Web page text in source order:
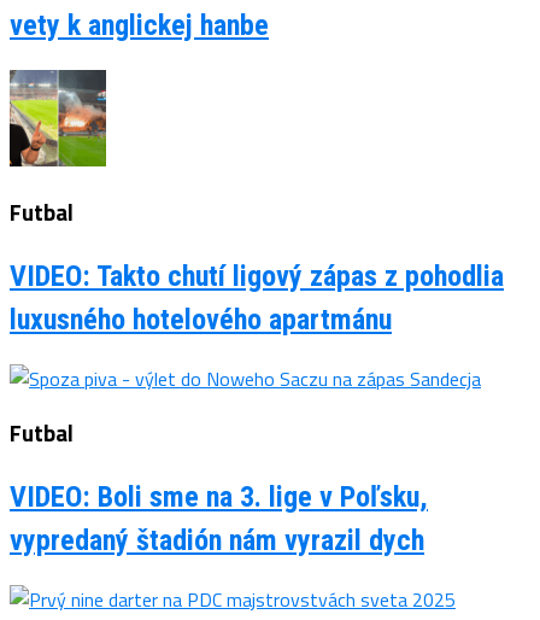
vety k anglickej hanbe
Futbal
VIDEO: Takto chutí ligový zápas z pohodlia
luxusného hotelového apartmánu
Futbal
VIDEO: Boli sme na 3. lige v Poľsku,
vypredaný štadión nám vyrazil dych